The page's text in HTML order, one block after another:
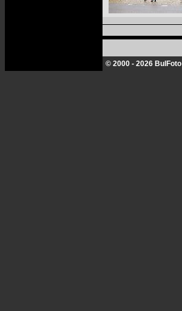
© 2000 - 2026 BulFoto